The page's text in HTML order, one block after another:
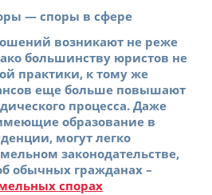
— споры в сфере
возникают не реже
большинству юристов не
практики, к тому же
еще больше повышают
процесса. Даже
образование в
могут легко
законодательстве,
обычных гражданах –
спорах